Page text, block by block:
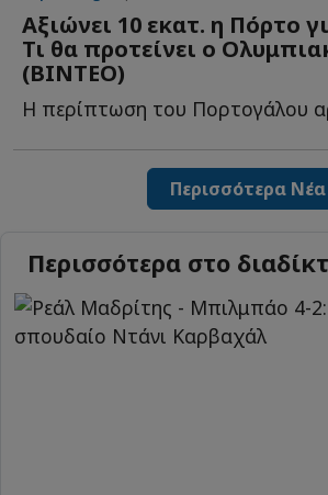
Αξιώνει 10 εκατ. η Πόρτο
Τι θα προτείνει ο
(ΒΙΝΤΕΟ)
Περισσότερα Νέα
Περισσότερα στο